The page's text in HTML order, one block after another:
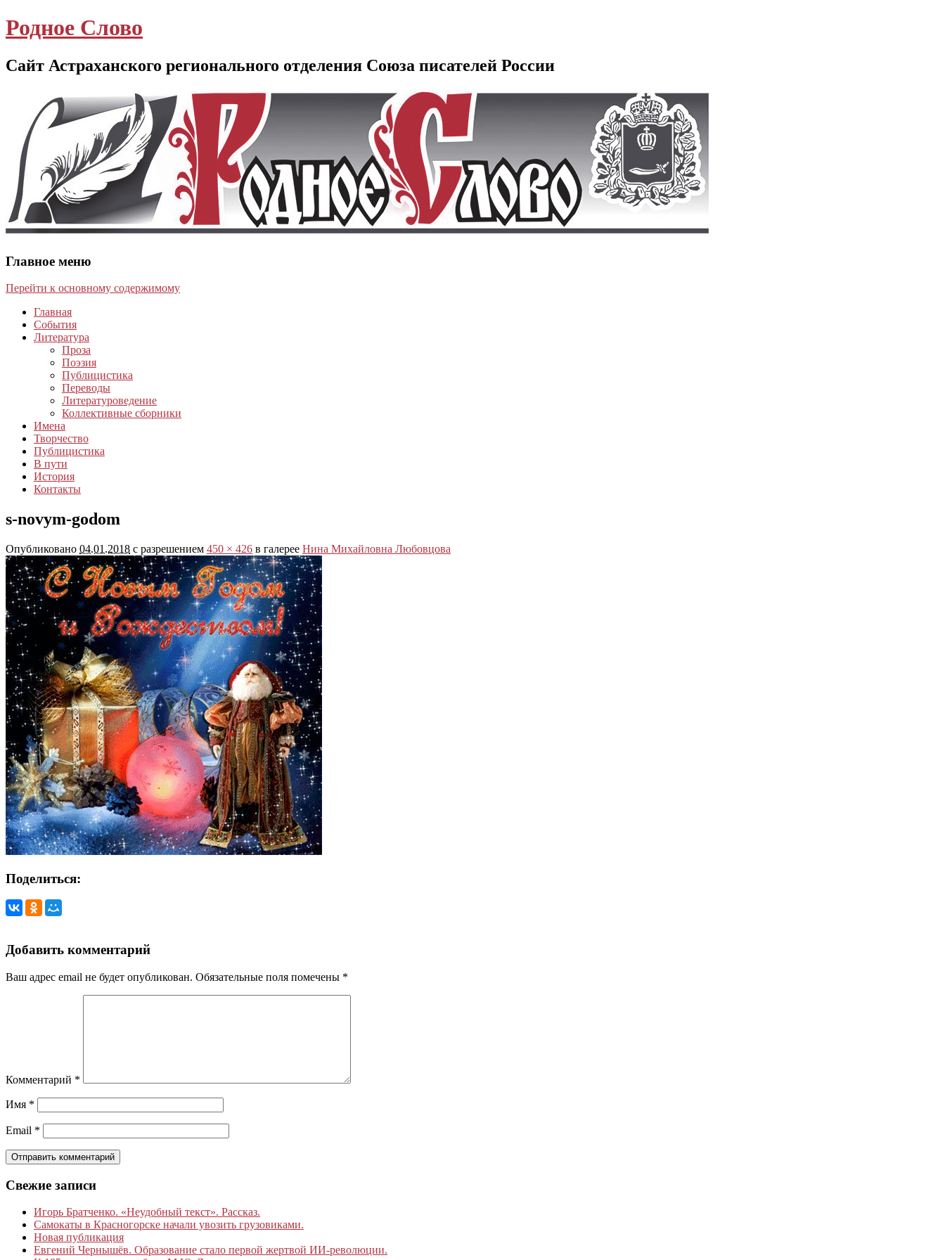
Родное Слово
Сайт Астраханского регионального отделения Союза писателей России
Главное меню
Перейти к основному содержимому
Главная
События
Литература
Проза
Поэзия
Публицистика
Переводы
Литературоведение
Коллективные сборники
Имена
Творчество
Публицистика
В пути
История
Контакты
s-novym-godom
Опубликовано 04.01.2018 с разрешением 450 × 426 в галерее Нина Михайловна Любовцова
Поделиться:
Добавить комментарий
Ваш адрес email не будет опубликован. Обязательные поля помечены *
Комментарий *
Имя *
Email *
Свежие записи
Игорь Братченко. «Неудобный текст». Рассказ.
Самокаты в Красногорске начали увозить грузовиками.
Новая публикация
Евгений Чернышёв. Образование стало первой жертвой ИИ-революции.